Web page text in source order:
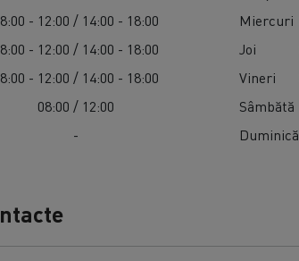
- 12:00 / 14:00 - 18:00
- 12:00 / 14:00 - 18:00
- 12:00 / 14:00 - 18:00
08:00 / 12:00
-
Miercuri
Joi
Vineri
Sâmbătă
Duminică